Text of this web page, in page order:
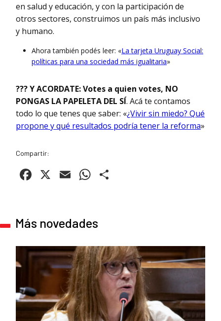
en salud y educación, y con la participación de
otros sectores, construimos un país más inclusivo
y humano.
Ahora también podés leer: «La tarjeta Uruguay Social:
políticas para una sociedad más igualitaria»
??? Y ACORDATE: Votes a quien votes, NO
PONGAS LA PAPELETA DEL SÍ. Acá te contamos
todo lo que tenes que saber: «¿Vivir sin miedo? Qué
propone y qué resultados podría tener la reforma»
Compartir:
Facebook
X EmailWhatsApp
Más novedades